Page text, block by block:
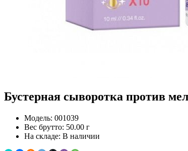
Бустерная сыворотка против
Модель: 001039
Вес брутто: 50.00 г
На складе: В наличии